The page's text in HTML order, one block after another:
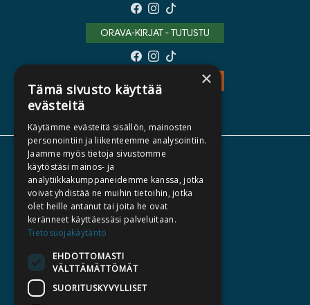
ORAVA-KIRJAT - TUTUSTU
TIETOA MEISTÄ
TEKIJÄT
KATALOGIT
AJANKOHTAISTA
HALUATKO KIRJAILIJAKSI
×
Tämä sivusto käyttää
evästeitä
Käytämme evästeitä sisällön, mainosten
personointiin ja liikenteemme analysointiin.
Jaamme myös tietoja sivustomme
käytöstäsi mainos- ja
analytiikkakumppaneidemme kanssa, jotka
voivat yhdistää ne muihin tietoihin, jotka
olet heille antanut tai joita he ovat
keränneet käyttäessäsi palveluitaan.
Tietosuojakäytäntö
EHDOTTOMASTI
VÄLTTÄMÄTTÖMÄT
SUORITUSKYVYLLISET